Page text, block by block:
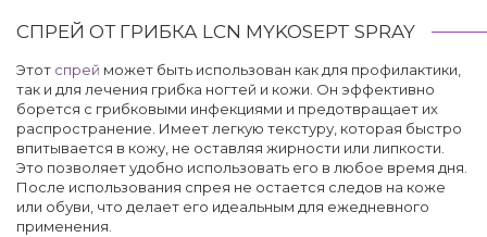
СПРЕЙ ОТ ГРИБКА LCN MYKOSEPT SPRAY
Этот спрей может быть использован как для профилактики,
так и для лечения грибка ногтей и кожи. Он эффективно
борется с грибковыми инфекциями и предотвращает их
распространение. Имеет легкую текстуру, которая быстро
впитывается в кожу, не оставляя жирности или липкости.
Это позволяет удобно использовать его в любое время дня.
После использования спрея не остается следов на коже
или обуви, что делает его идеальным для ежедневного
применения.